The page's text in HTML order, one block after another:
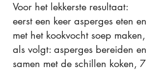
Voor het lekkerste resultaat:
eerst een keer asperges eten en
met het kookvocht soep maken,
als volgt: asperges bereiden en
samen met de schillen koken, 7